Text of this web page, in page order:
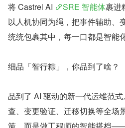
将 Castrel AI SRE 智能体裹进
以人机协同为绳，把事件辅助、
统统包裹其中，每一口都是智能
细品「智行粽」，你品到了啥？
品到了 AI 驱动的新一代运维范
查、变更验证、迁移切换等全场
策，而是做工程师的智能搭档